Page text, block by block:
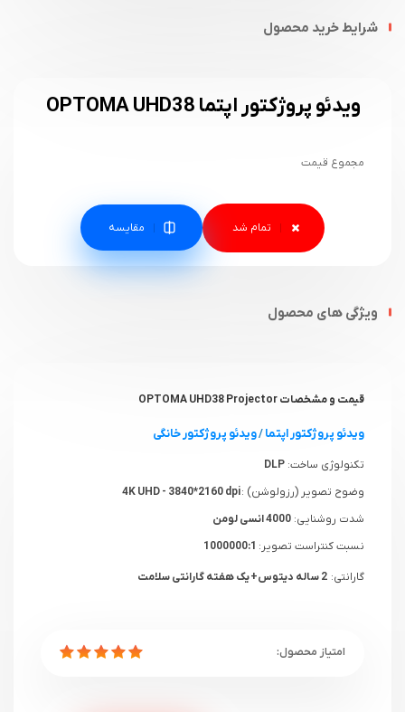
شرایط خرید محصول
ویدئو پروژکتور اپتما OPTOMA UHD38
مجموع قیمت
مقایسه
ویژگی های محصول
قیمت و مشخصات OPTOMA UHD38 Projector
ویدئو پروژکتور اپتما/ویدئو پروژکتور خانگی
تکنولوژی ساخت: DLP
وضوح تصویر (رزولوشن) :4K UHD - 3840*2160 dpi
شدت روشنایی: 4000 انسی لومن
نسبت کنتراست تصویر:
گارانتی: 2 ساله دیتوس+ یک هفته گارانتی سلامت